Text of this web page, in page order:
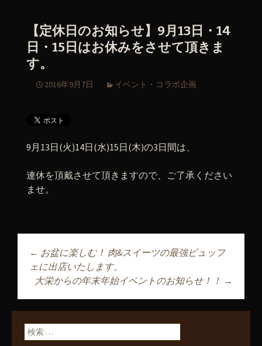
【定休日のお知らせ】9月13日・14
日・15日はお休みをさせて頂きま
す。
2016年9月7日 イベント・コラボ企画
9月13日(火)14日(水)15日(木)の3日間は、
連休を頂戴させて頂きますので、ご了承ください
ませ。
投稿ナビゲーショ
ン
← お盆に楽しむ！ 肉&スイーツの最強ビュッフ
ェに出店いたします。
大栄からの年末年始イベントのお知らせ！！ →
検索: